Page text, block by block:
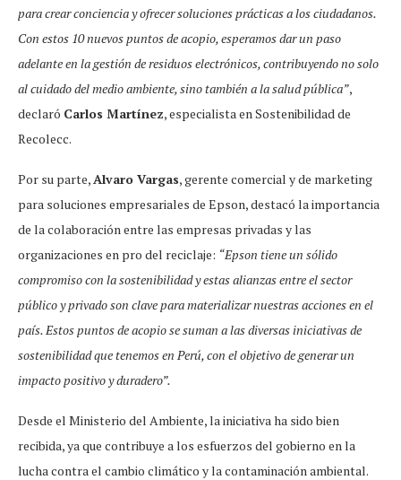
para crear conciencia y ofrecer soluciones prácticas a los ciudadanos.
Con estos 10 nuevos puntos de acopio, esperamos dar un paso
adelante en la gestión de residuos electrónicos, contribuyendo no solo
al cuidado del medio ambiente, sino también a la salud pública”,
declaró Carlos Martínez, especialista en Sostenibilidad de
Recolecc.
Por su parte, Alvaro Vargas, gerente comercial y de marketing
para soluciones empresariales de Epson, destacó la importancia
de la colaboración entre las empresas privadas y las
organizaciones en pro del reciclaje: “Epson tiene un sólido
compromiso con la sostenibilidad y estas alianzas entre el sector
público y privado son clave para materializar nuestras acciones en el
país. Estos puntos de acopio se suman a las diversas iniciativas de
sostenibilidad que tenemos en Perú, con el objetivo de generar un
impacto positivo y duradero”.
Desde el Ministerio del Ambiente, la iniciativa ha sido bien
recibida, ya que contribuye a los esfuerzos del gobierno en la
lucha contra el cambio climático y la contaminación ambiental.